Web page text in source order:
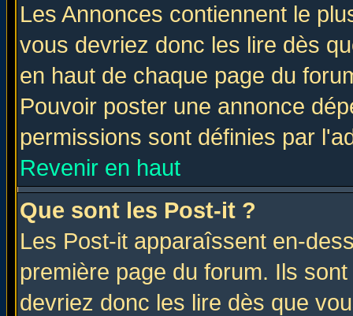
Les Annonces contiennent le
vous devriez donc les lire dès
en haut de chaque page du
Pouvoir poster une annonce
permissions sont définies par
Revenir en haut
Que sont les Post-it ?
Les Post-it apparaîssent en-
première page du forum. Ils
devriez donc les lire dès que